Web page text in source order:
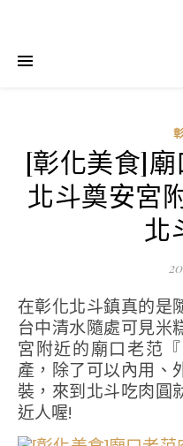
[彰化美食]廟
北斗奠安宮
北
在彰化北斗鎮真的是隨處可見肉圓店，就像是到
台中清水隨處可見米
宮附近的廟口老范『
產，除了可以內用、
裝，來到北斗吃肉圓
近人喔!